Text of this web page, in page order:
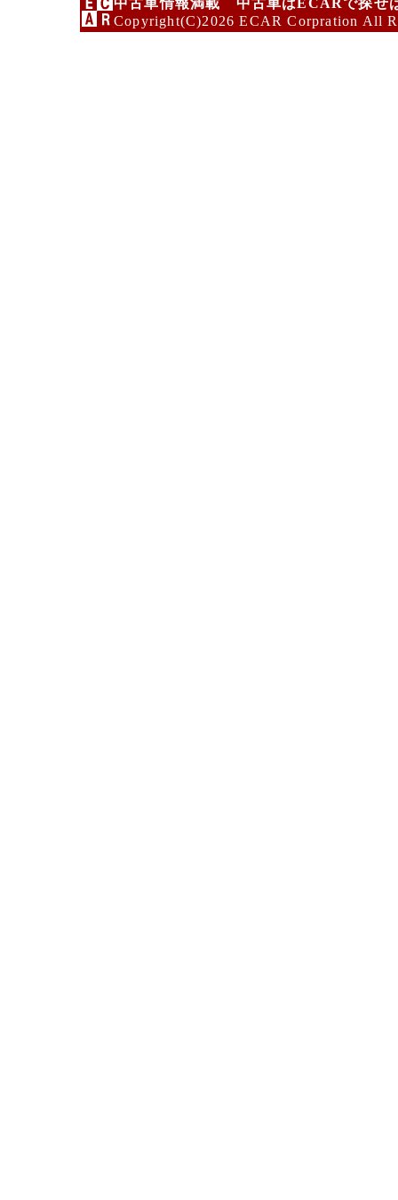
中古車情報満載 中古車はECARで探せ
Copyright(C)2026 ECAR Corpration All